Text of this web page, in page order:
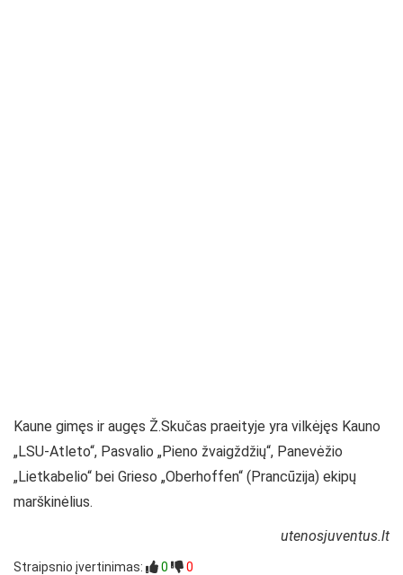
Kaune gimęs ir augęs Ž.Skučas praeityje yra vilkėjęs Kauno
„LSU-Atleto“, Pasvalio „Pieno žvaigždžių“, Panevėžio
„Lietkabelio“ bei Grieso „Oberhoffen“ (Prancūzija) ekipų
marškinėlius.
utenosjuventus.lt
Straipsnio įvertinimas: 0
0